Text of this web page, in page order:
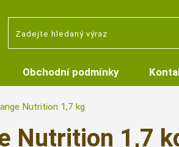
Obchodní podmínky
Nutrition 1,7 kg
Nutrition 1,7